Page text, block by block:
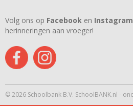
Volg ons op Facebook en Instagram
herinneringen aan vroeger!
© 2026 Schoolbank B.V. SchoolBANK.nl -